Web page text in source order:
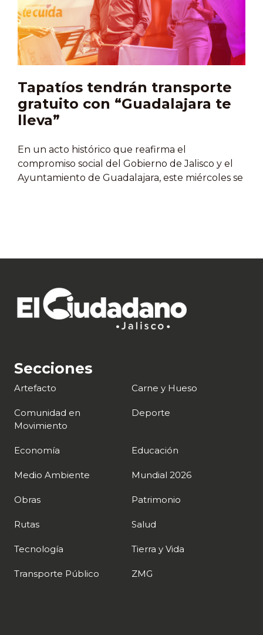
la administración estatal continúa invirtiendo
con determinación para construir el mejor
sistema de transporte de todo el país. “Para
nosotros el transporte público es muy
importante; así vamos a seguir…
Tapatíos tendrán transporte
gratuito con “Guadalajara te
lleva”
En un acto histórico que reafirma el
compromiso social del Gobierno de Jalisco y el
Ayuntamiento de Guadalajara, este miércoles se
para transformar la vida de miles de familias en
promesas más esperadas por la ciudadanía y
consolidando un modelo de movilidad con
rostro humano. Con una inversión estratégica, el
programa arranca con dos rutas de 10 unidades
Secciones
Artefacto Carne y Hueso
Comunidad en
Movimiento
Deporte
Economía Educación
Medio Ambiente Mundial 2026
Obras Patrimonio
Rutas Salud
Tecnología Tierra y Vida
Transporte Público ZMG